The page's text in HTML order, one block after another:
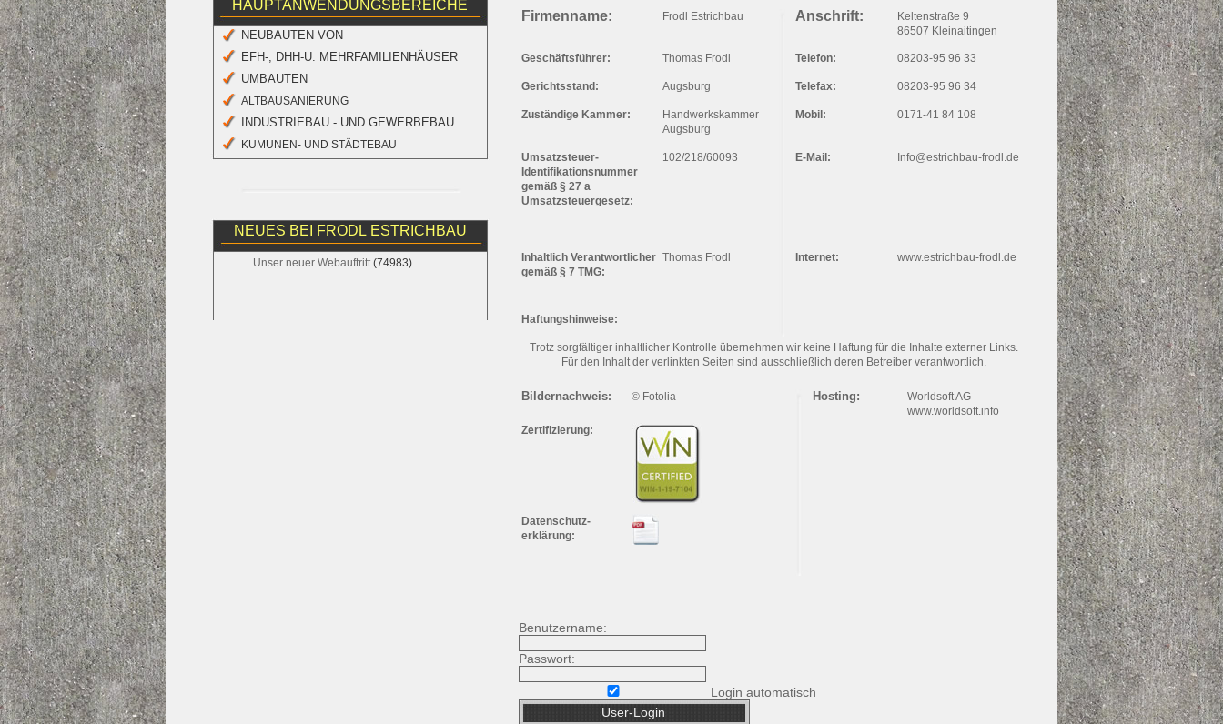
HAUPTANWENDUNGSBEREICHE
NEUBAUTEN VON
EFH-, DHH-U. MEHRFAMILIENHÄUSER
UMBAUTEN
ALTBAUSANIERUNG
INDUSTRIEBAU - UND GEWERBEBAU
KUMUNEN- UND STÄDTEBAU
NEUES BEI FRODL ESTRICHBAU
Unser neuer Webauftritt(74983)
Firmenname: Frodl Estrichbau Anschrift:
Keltenstraße 9
86507 Kleinaitingen
Geschäftsführer: Thomas Frodl Telefon: 08203-95 96 33
Gerichtsstand: Augsburg Telefax: 08203-95 96 34
Zuständige Kammer:
Handwerkskammer
Augsburg
Mobil: 0171-41 84 108
Umsatzsteuer-
Identifikationsnummer
gemäß § 27 a
Umsatzsteuergesetz:
102/218/60093 E-Mail: Info@estrichbau-frodl.de
Inhaltlich Verantwortlicher
gemäß § 7 TMG:
Thomas Frodl Internet: www.estrichbau-frodl.de
Haftungshinweise:
Trotz sorgfältiger inhaltlicher Kontrolle übernehmen wir keine Haftung für die Inhalte externer Links.
Für den Inhalt der verlinkten Seiten sind ausschließlich deren Betreiber verantwortlich.
Bildernachweis: © Fotolia Hosting:
Worldsoft AG
www.worldsoft.info
Zertifizierung:
Datenschutz-
erklärung:
Benutzername:
Passwort:
Login automatisch